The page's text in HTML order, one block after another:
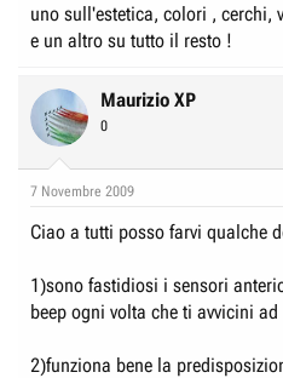
uno sull'estetica, colori , cerchi,
e un altro su tutto il resto !
Maurizio XP
0
7 Novembre 2009
Ciao a tutti posso farvi qualche
1)sono fastidiosi i sensori
beep ogni volta che ti avvicini
2)funziona bene la